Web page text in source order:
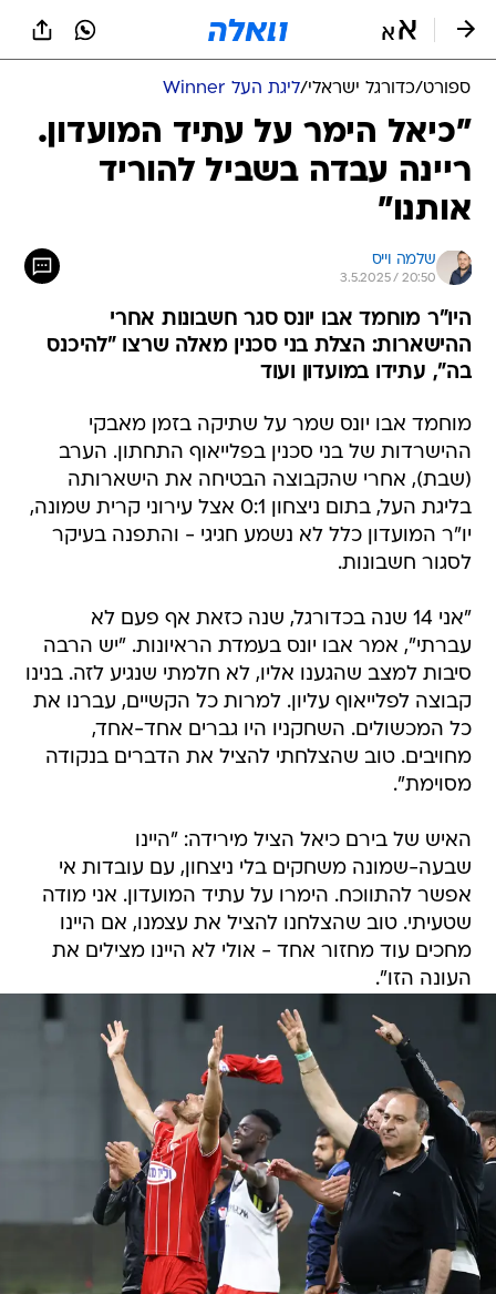
ספורט/כדורגל ישראלי/ליגת העל Winner
"כיאל הימר על עתיד המועדון.
ריינה עבדה בשביל להוריד
אותנו"
שלמה וייס
3.5.2025 / 20:50
היו"ר מוחמד אבו יונס סגר חשבונות אחרי
ההישארות: הצלת בני סכנין מאלה שרצו "להיכנס
בה", עתידו במועדון ועוד
מוחמד אבו יונס שמר על שתיקה בזמן מאבקי
ההישרדות של בני סכנין בפלייאוף התחתון. הערב
(שבת), אחרי שהקבוצה הבטיחה את הישארותה
בליגת העל, בתום ניצחון 0:1 אצל עירוני קרית שמונה,
יו"ר המועדון כלל לא נשמע חגיגי - והתפנה בעיקר
לסגור חשבונות.
"אני 14 שנה בכדורגל, שנה כזאת אף פעם לא
עברתי", אמר אבו יונס בעמדת הראיונות. "יש הרבה
סיבות למצב שהגענו אליו, לא חלמתי שנגיע לזה. בנינו
קבוצה לפלייאוף עליון. למרות כל הקשיים, עברנו את
כל המכשולים. השחקניו היו גברים אחד-אחד,
מחויבים. טוב שהצלחתי להציל את הדברים בנקודה
מסוימת".
האיש של בירם כיאל הציל מירידה: "היינו
שבעה-שמונה משחקים בלי ניצחון, עם עובדות אי
אפשר להתווכח. הימרו על עתיד המועדון. אני מודה
שטעיתי. טוב שהצלחנו להציל את עצמנו, אם היינו
מחכים עוד מחזור אחד - אולי לא היינו מצילים את
העונה הזו".